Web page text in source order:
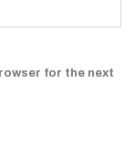
for the next